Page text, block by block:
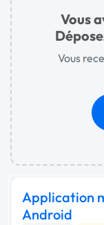
Vous
Vous
Application
Android